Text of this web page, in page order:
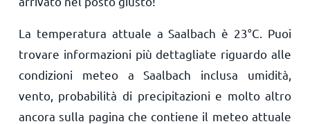
La temperatura attuale a Saalbach è 23°C . Puoi
trovare informazioni più dettagliate riguardo alle
condizioni meteo a Saalbach inclusa umidità,
vento, probabilità di precipitazioni e molto altro
ancora sulla pagina che contiene il meteo attuale